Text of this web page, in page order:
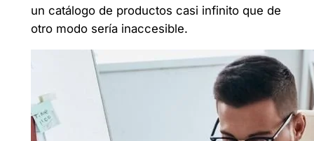
un catálogo de productos casi infinito que de
otro modo sería inaccesible.